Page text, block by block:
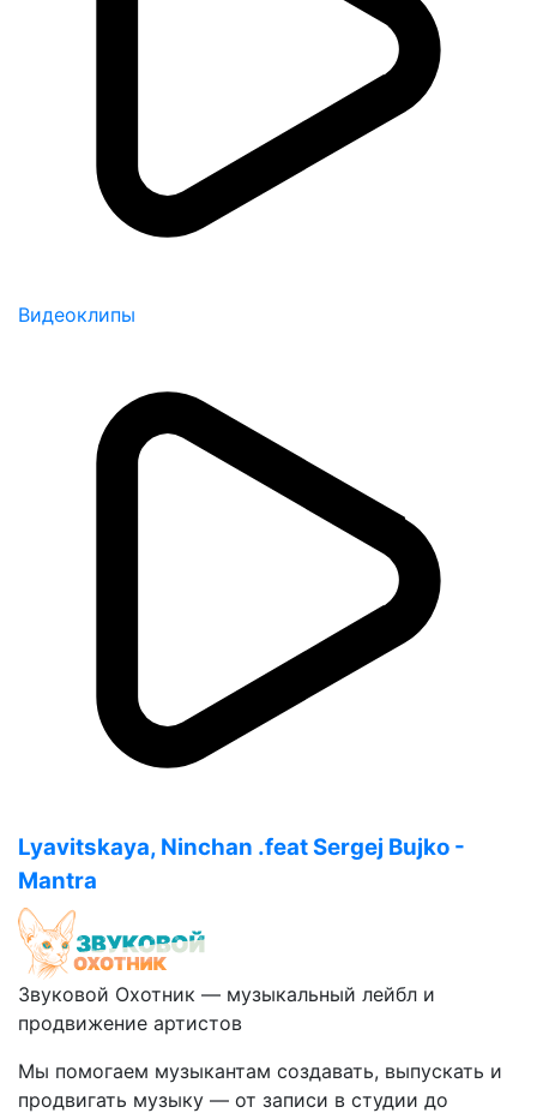
Видеоклипы
Lyavitskaya, Ninchan .feat Sergej Bujko -
Mantra
Звуковой Охотник — музыкальный лейбл и
продвижение артистов
Мы помогаем музыкантам создавать, выпускать и
продвигать музыку — от записи в студии до